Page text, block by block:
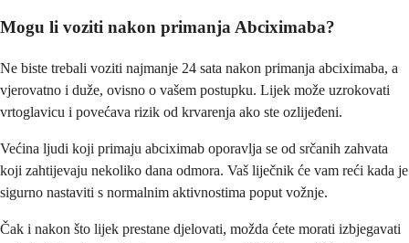
Mogu li voziti nakon primanja Abciximaba?
Ne biste trebali voziti najmanje 24 sata nakon primanja abciximaba, a
vjerovatno i duže, ovisno o vašem postupku. Lijek može uzrokovati
vrtoglavicu i povećava rizik od krvarenja ako ste ozlijeđeni.
Većina ljudi koji primaju abciximab oporavlja se od srčanih zahvata
koji zahtijevaju nekoliko dana odmora. Vaš liječnik će vam reći kada je
sigurno nastaviti s normalnim aktivnostima poput vožnje.
Čak i nakon što lijek prestane djelovati, možda ćete morati izbjegavati